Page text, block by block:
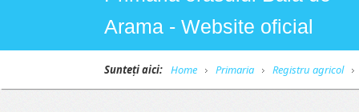
Arama - Website oficial
Sunteți aici: Home Primaria Registru agricol